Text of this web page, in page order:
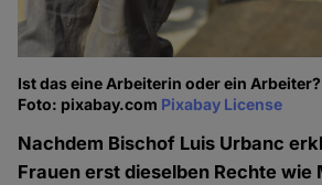
Ist das eine Arbeiterin oder ein Arbeiter?
Foto: pixabay.com Pixabay License
Nachdem Bischof Luis Urbanc
Frauen erst dieselben Rechte wie